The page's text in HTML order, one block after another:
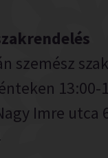
szemész
13:00-
Imre utca